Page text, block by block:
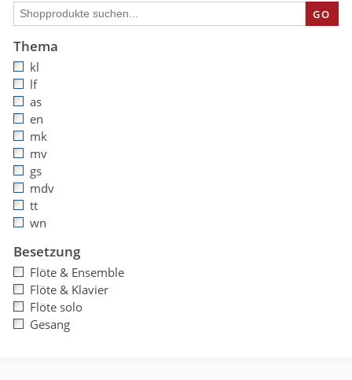
GO
Thema
kl
lf
as
en
mk
mv
gs
mdv
tt
wn
Besetzung
Flöte & Ensemble
Flöte & Klavier
Flöte solo
Gesang